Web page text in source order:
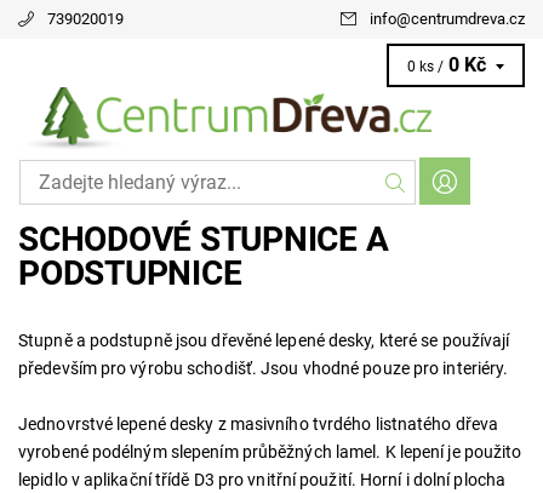
739020019 info@centrumdreva.cz
0 ks / 0 Kč
SCHODOVÉ STUPNICE A
PODSTUPNICE
Stupně a podstupně jsou dřevěné lepené desky, které se používají
především pro výrobu schodišť. Jsou vhodné pouze pro interiéry.
Jednovrstvé lepené desky z masivního tvrdého listnatého dřeva
vyrobené podélným slepením průběžných lamel. K lepení je použito
lepidlo v aplikační třídě D3 pro vnitřní použití. Horní i dolní plocha